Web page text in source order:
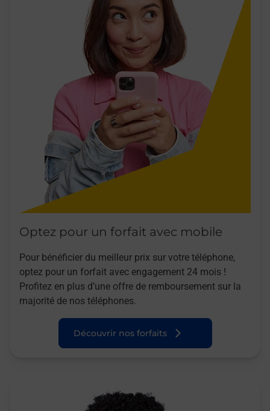
Optez pour un forfait avec mobile
Pour bénéficier du meilleur prix sur votre téléphone,
optez pour un forfait avec engagement 24 mois !
Profitez en plus d’une offre de remboursement sur la
majorité de nos téléphones.
Découvrir nos forfaits